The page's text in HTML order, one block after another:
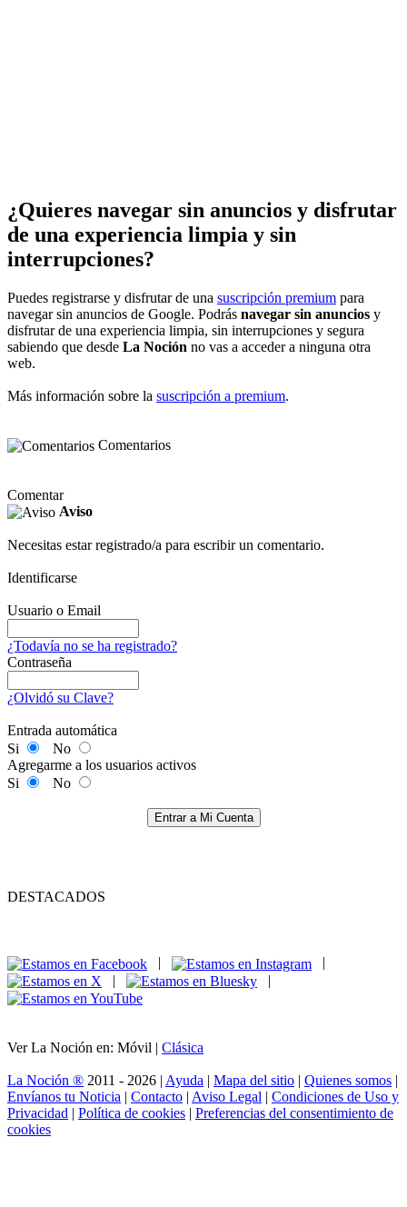
¿Quieres navegar sin anuncios y disfrutar
de una experiencia limpia y sin
interrupciones?
Puedes registrarse y disfrutar de una suscripción premium para
navegar sin anuncios de Google. Podrás navegar sin anuncios y
disfrutar de una experiencia limpia, sin interrupciones y segura
sabiendo que desde La Noción no vas a acceder a ninguna otra
web.
Más información sobre la suscripción a premium.
Comentarios
Comentar
Aviso
Necesitas estar registrado/a para escribir un comentario.
Identificarse
Usuario o Email
¿Todavía no se ha registrado?
Contraseña
¿Olvidó su Clave?
Entrada automática
Si
No
Agregarme a los usuarios activos
Si
No
Entrar a Mi Cuenta
DESTACADOS
|
|
Ver La Noción en: Móvil | Clásica
La Noción ® 2011 - 2026 | Ayuda | Mapa del sitio | Quienes somos |
Envíanos tu Noticia | Contacto | Aviso Legal | Condiciones de Uso y
Privacidad | Política de cookies | Preferencias del consentimiento de
cookies